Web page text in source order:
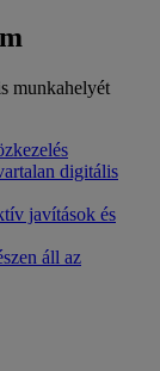
munkahelyét
digitális
javítások és
áll az